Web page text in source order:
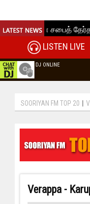
LISTEN LIVE
DJ ONLINE
SOORIYAN FM TOP 20
Verappa -